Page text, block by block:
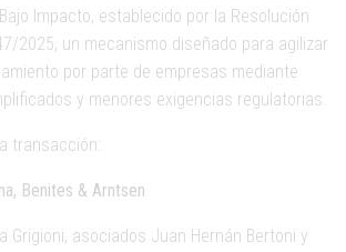
Impacto, establecido por la Resolución
2025, un mecanismo diseñado para agilizar
por parte de empresas mediante
y menores exigencias regulatorias.
transacción:
Benites & Arntsen
Grigioni, asociados Juan Hernán Bertoni y